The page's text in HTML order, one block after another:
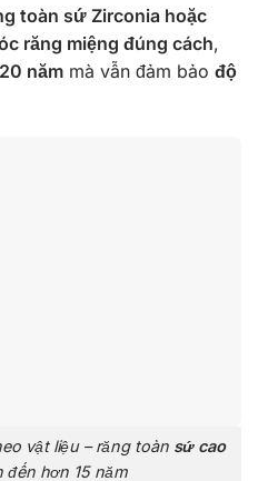
toàn sứ Zirconia hoặc
răng miệng đúng cách,
20 năm mà vẫn đảm bảo độ
vật liệu – răng toàn sứ cao
hơn 15 năm